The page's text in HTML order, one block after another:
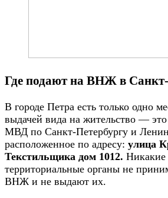
Где подают на ВНЖ в Санкт-
В городе Петра есть только одно
выдачей вида на жительство —
МВД по Санкт-Петербургу и
расположенное по адресу: улица
Текстильщика дом 1012. Никакие
территориальные органы не
ВНЖ и не выдают их.